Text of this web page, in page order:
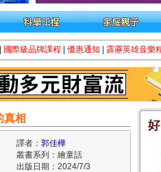
國際級品牌課程 優惠通知 霹靂英雄音樂
真相
譯者： 郭佳樺
叢書系列：繪童話
出版日期：2024/7/3